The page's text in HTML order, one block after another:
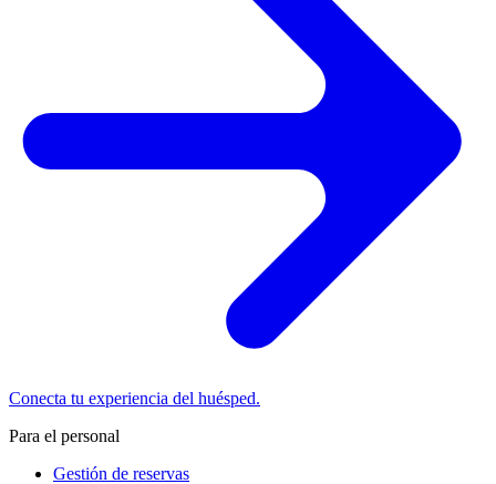
Conecta tu experiencia del huésped.
Para el personal
Gestión de reservas